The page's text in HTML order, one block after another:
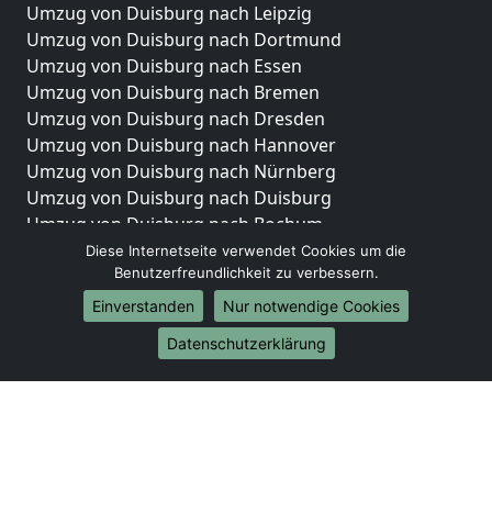
Umzug von Duisburg nach Leipzig
Umzug von Duisburg nach Dortmund
Umzug von Duisburg nach Essen
Umzug von Duisburg nach Bremen
Umzug von Duisburg nach Dresden
Umzug von Duisburg nach Hannover
Umzug von Duisburg nach Nürnberg
Umzug von Duisburg nach Duisburg
Umzug von Duisburg nach Bochum
Umzug von Duisburg nach Wuppertal
Umzug von Duisburg nach Bielefeld
Umzug von Duisburg nach Bonn
Umzug von Duisburg nach Münster
Diese Internetseite verwendet Cookies um die
Benutzerfreundlichkeit zu verbessern.
Einverstanden
Nur notwendige Cookies
Datenschutzerklärung